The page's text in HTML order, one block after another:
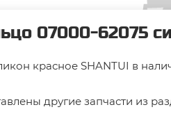
07000-62075
красное SHANTUI в
другие запчасти из